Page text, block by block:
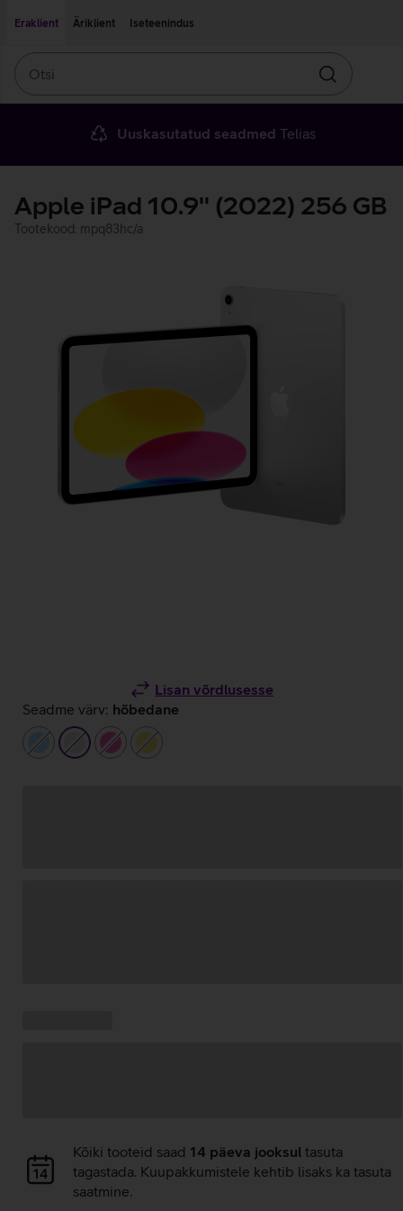
Eraklient
Äriklient Iseteenindus
Otsin
Uuskasutatud seadmed Telias
Apple iPad 10.9'' (2022) 256 GB
Tootekood: mpq83hc/a
Lisan võrdlusesse
Seadme värv: hõbedane
helesininehõbedane
roosakollane
Andmete
laadimine
Kõiki tooteid saad 14 päeva jooksul tasuta
tagastada. Kuupakkumistele kehtib lisaks ka tasuta
saatmine.